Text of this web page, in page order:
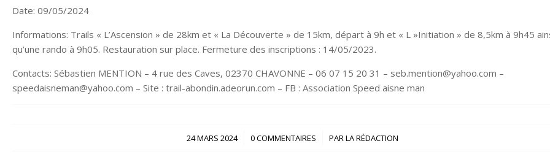
Date: 09/05/2024
Informations: Trails « L’Ascension » de 28km et « La Découverte » de 15km, départ à 9h et « L »Initiation » de 8,5km à 9h45
qu’une rando à 9h05. Restauration sur place. Fermeture des inscriptions : 14/05/2023.
Contacts: Sébastien MENTION – 4 rue des Caves, 02370 CHAVONNE – 06 07 15 20 31 – seb.mention@yahoo.com –
speedaisneman@yahoo.com – Site : trail-abondin.adeorun.com – FB : Association Speed aisne man
24 MARS 2024
/ 0 COMMENTAIRES
/ PARLA RÉDACTION